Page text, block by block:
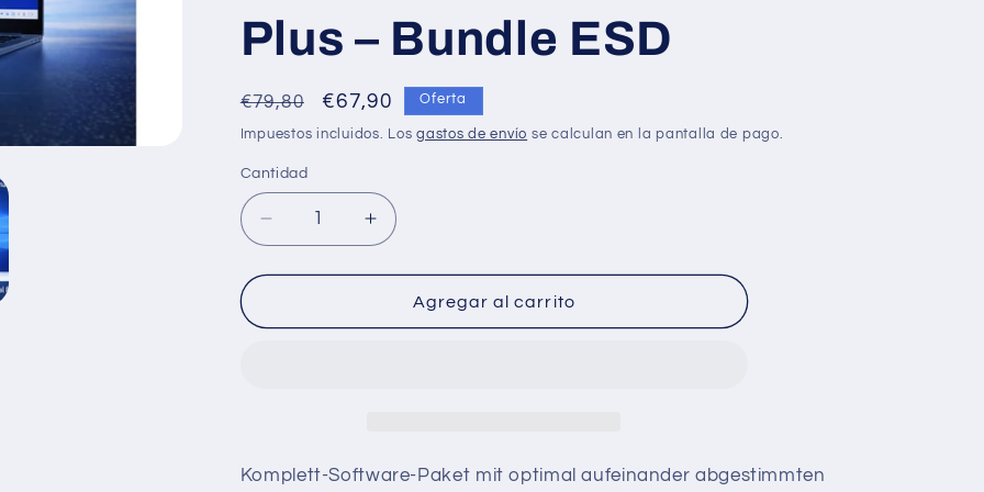
Plus – Bundle ESD
Precio
habitual
€79,80
Precio
de
€67,90 Oferta
Impuestos incluidos. Losgastos de envío se calculan en la pantalla de pago.
Cantidad
Cantidad
Reducir
cantidad
para
Windows
Professional
Aumentar
cantidad
para
Microsoft
Windows
Professional
Agregar al carrito
Komplett-Software-Paket mit optimal aufeinander abgestimmten